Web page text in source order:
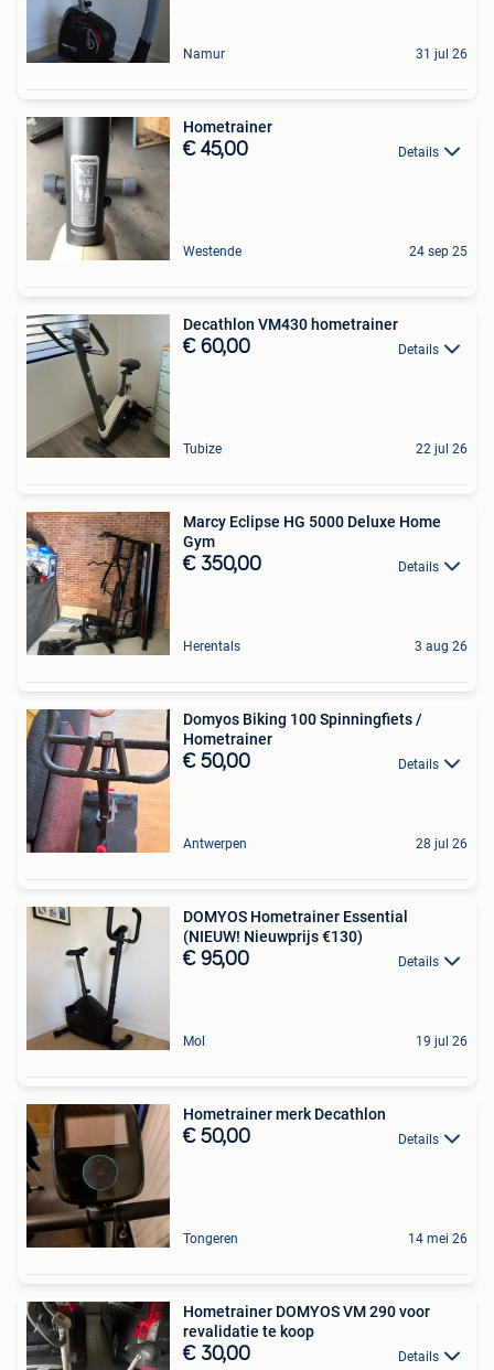
Namur 31 jul 26
Hometrainer
€ 45,00 Details
Westende 24 sep 25
Decathlon VM430 hometrainer
€ 60,00 Details
Tubize 22 jul 26
Marcy Eclipse HG 5000 Deluxe Home
Gym
€ 350,00 Details
Herentals 3 aug 26
Domyos Biking 100 Spinningfiets /
Hometrainer
€ 50,00 Details
Antwerpen 28 jul 26
DOMYOS Hometrainer Essential
(NIEUW! Nieuwprijs €130)
€ 95,00 Details
Mol 19 jul 26
Hometrainer merk Decathlon
€ 50,00 Details
Tongeren 14 mei 26
Hometrainer DOMYOS VM 290 voor
revalidatie te koop
€ 30,00 Details